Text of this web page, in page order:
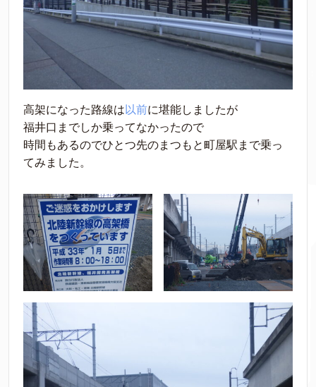
高架になった路線は 以前に堪能しましたが
福井口までしか乗ってなかったので
時間もあるのでひとつ先のまつもと町屋駅まで乗っ
てみました。